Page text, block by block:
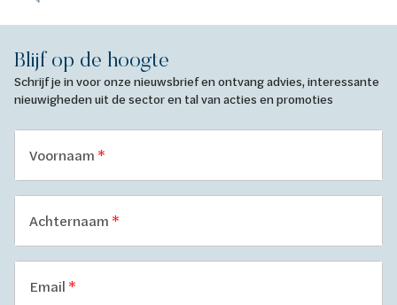
Blijf op de hoogte
Schrijf je in voor onze nieuwsbrief en ontvang advies, interessante
nieuwigheden uit de sector en tal van acties en promoties
Voornaam
Achternaam
Email